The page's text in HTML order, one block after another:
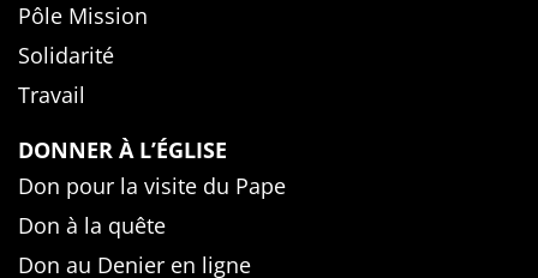
Pôle Mission
Solidarité
Travail
DONNER À L’ÉGLISE
Don pour la visite du Pape
Don à la quête
Don au Denier en ligne